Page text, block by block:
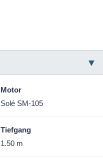
Motor
Solé SM-105
Tiefgang
1.50 m